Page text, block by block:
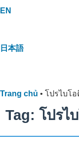
EN
日本語
Trang chủ • โปรไบโ
Tag: โปรไ